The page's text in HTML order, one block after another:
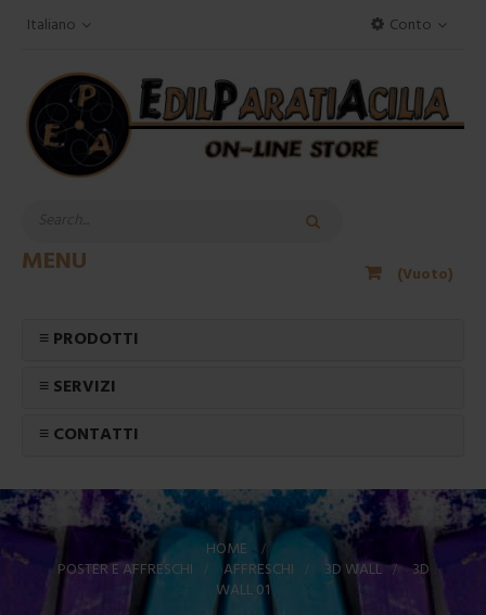
Conto
Italiano
(Vuoto)
MENU
≡ PRODOTTI
≡ SERVIZI
≡ CONTATTI
HOME
>
POSTER E AFFRESCHI > AFFRESCHI > 3D WALL > 3D
WALL 01